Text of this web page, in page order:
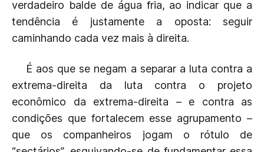
verdadeiro balde de água fria, ao indicar que a
tendência é justamente a oposta: seguir
caminhando cada vez mais à direita.
É aos que se negam a separar a luta contra a
extrema-direita da luta contra o projeto
econômico da extrema-direita – e contra as
condições que fortalecem esse agrupamento –
que os companheiros jogam o rótulo de